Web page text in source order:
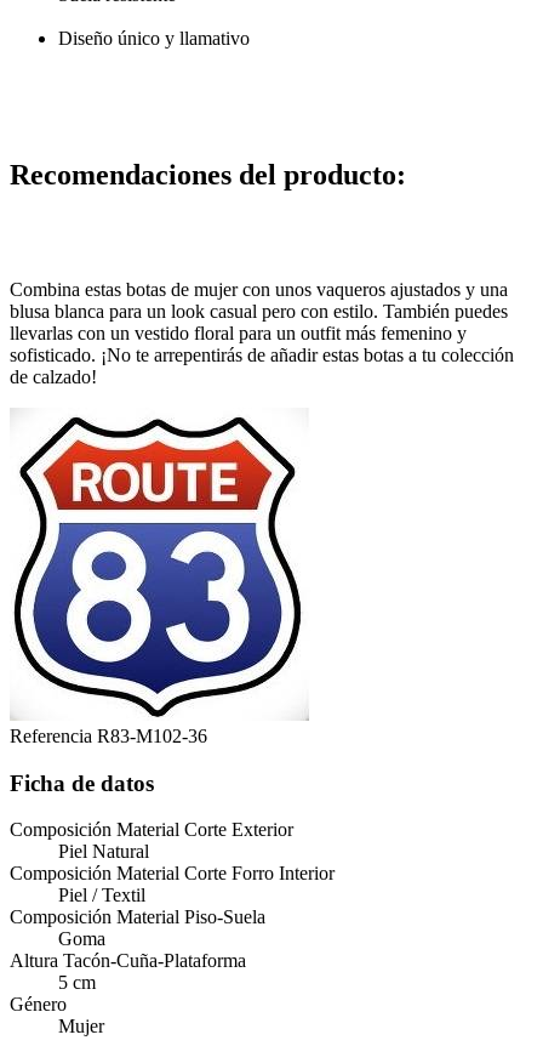
Diseño único y llamativo
Recomendaciones del producto:
Combina estas botas de mujer con unos vaqueros ajustados y una
blusa blanca para un look casual pero con estilo. También puedes
llevarlas con un vestido floral para un outfit más femenino y
sofisticado. ¡No te arrepentirás de añadir estas botas a tu colección
de calzado!
Referencia R83-M102-36
Ficha de datos
Composición Material Corte Exterior
Piel Natural
Composición Material Corte Forro Interior
Piel / Textil
Composición Material Piso-Suela
Goma
Altura Tacón-Cuña-Plataforma
5 cm
Género
Mujer